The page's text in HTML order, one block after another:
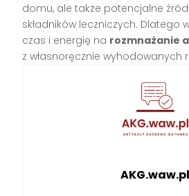
domu, ale także potencjalne
składników leczniczych. Dlatego
czas i energię na rozmnażanie
z własnoręcznie wyhodowanych
AKG.waw.pl